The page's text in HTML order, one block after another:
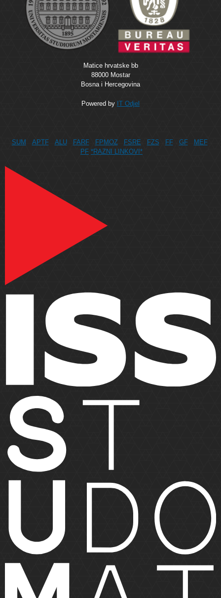
Matice hrvatske bb
88000 Mostar
Bosna i Hercegovina
Powered by IT Odjel
SUM APTF ALU FARF FPMOZ FSRE FZS FF GF
MEF
PF *RAZNI LINKOVI*